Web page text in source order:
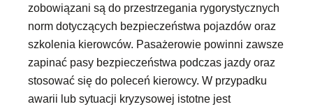
zobowiązani są do przestrzegania rygorystycznych
norm dotyczących bezpieczeństwa pojazdów oraz
szkolenia kierowców. Pasażerowie powinni zawsze
zapinać pasy bezpieczeństwa podczas jazdy oraz
stosować się do poleceń kierowcy. W przypadku
awarii lub sytuacji kryzysowej istotne jest